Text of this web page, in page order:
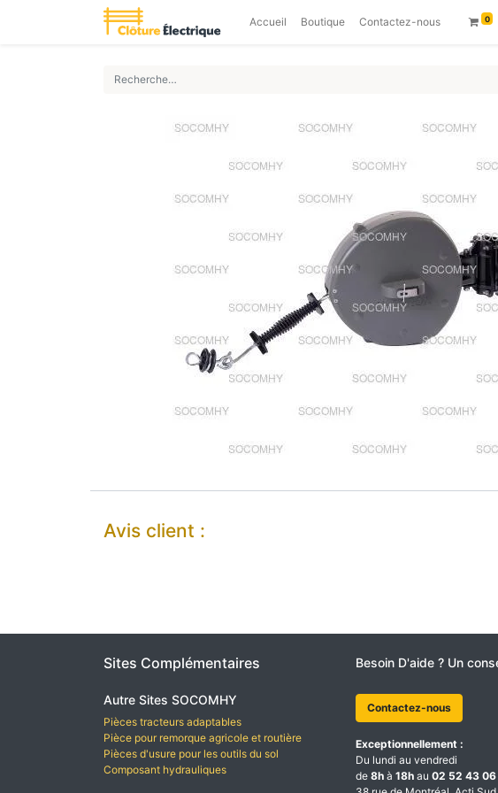
Accueil Boutique Contactez-nous 0
Avis client :
Sites Complémentaires
Autre Sites SOCOMHY
Pièces tracteurs adaptables
Pièce pour remorque agricole et routière
Pièces d'usure pour les outils du sol
Composant hydrauliques
Besoin D'aide ? Un
Contactez-nous
Exceptionnellement :
Du lundi au vendredi
de 8h à 18h au 02 52 43 06